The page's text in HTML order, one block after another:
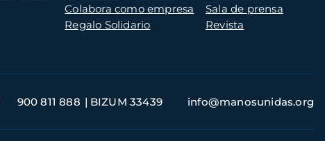
Colabora como empresa
Regalo Solidario
Sala de prensa
Revista
900 811 888 BIZUM 33439 info@manosunidas.org